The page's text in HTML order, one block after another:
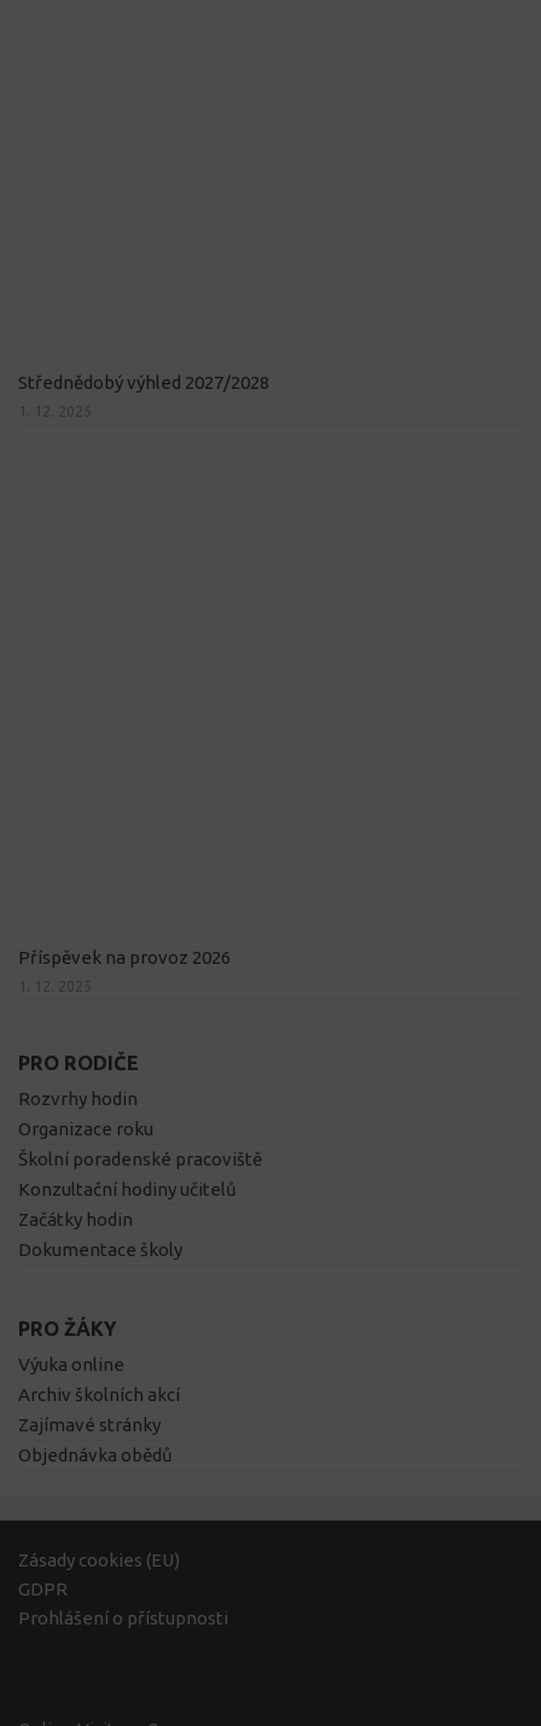
Střednědobý výhled 2027/2028
1. 12. 2025
Příspěvek na provoz 2026
1. 12. 2025
PRO RODIČE
Rozvrhy hodin
Organizace roku
Školní poradenské pracoviště
Konzultační hodiny učitelů
Začátky hodin
Dokumentace školy
PRO ŽÁKY
Výuka online
Archiv školních akcí
Zajímavé stránky
Objednávka obědů
Zásady cookies (EU)
GDPR
Prohlášení o přístupnosti